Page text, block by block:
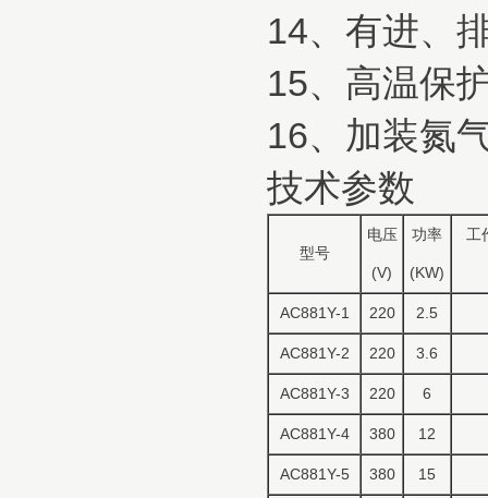
14、有进、
15、高温保
16、加装氮
技术参数
型号
电压
(V)
功率
(KW)
工
AC881Y-1 220 2.5
AC881Y-2 220 3.6
AC881Y-3 220 6
AC881Y-4 380 12
AC881Y-5 380 15